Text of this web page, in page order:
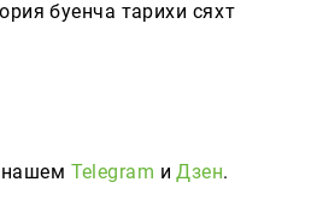
буенча тарихи сәяхәт
нашем Telegram иДзен.